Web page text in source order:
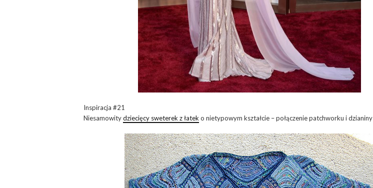
Inspiracja #21
Niesamowitydziecięcy sweterek z łatek o nietypowym kształcie – połączenie patchworku i dzianiny